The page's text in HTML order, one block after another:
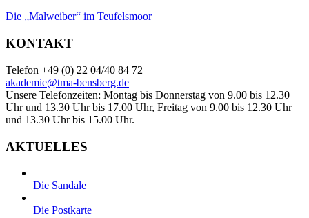
Die „Malweiber“ im Teufelsmoor
KONTAKT
Telefon +49 (0) 22 04/40 84 72
akademie@tma-bensberg.de
Unsere Telefonzeiten: Montag bis Donnerstag von 9.00 bis 12.30
Uhr und 13.30 Uhr bis 17.00 Uhr, Freitag von 9.00 bis 12.30 Uhr
und 13.30 Uhr bis 15.00 Uhr.
AKTUELLES
Die Sandale
Die Postkarte